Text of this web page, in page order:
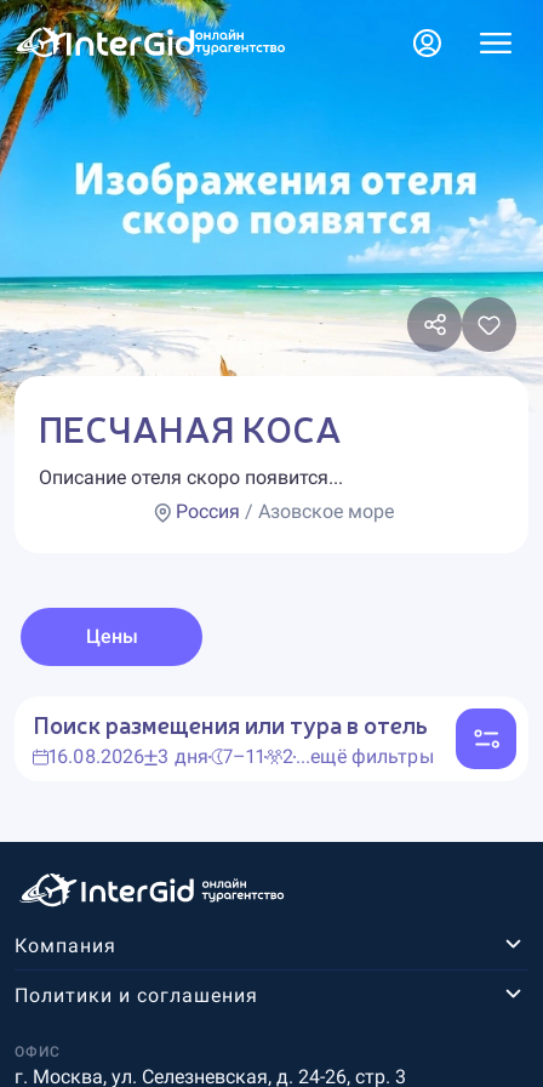
ПЕСЧАНАЯ КОСА
Описание отеля скоро появится...
Россия / Азовское море
Цены
Поиск размещения или тура в отель
16.08.2026 3 дня 7–11 2...ещё фильтры
Компания
ОФИС
г. Москва, ул. Селезневская, д. 24-26, стр. 3
Политики и соглашения